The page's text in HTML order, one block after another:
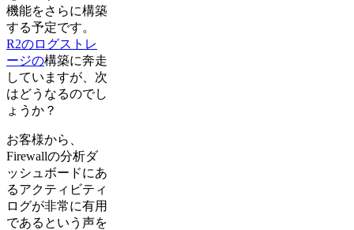
機能をさらに構築
する予定です。
R2のログストレ
ージの構築に奔走
していますが、次
はどうなるのでし
ょうか？
お客様から、
Firewallの分析ダ
ッシュボードにあ
るアクティビティ
ログが非常に有用
であるという声を